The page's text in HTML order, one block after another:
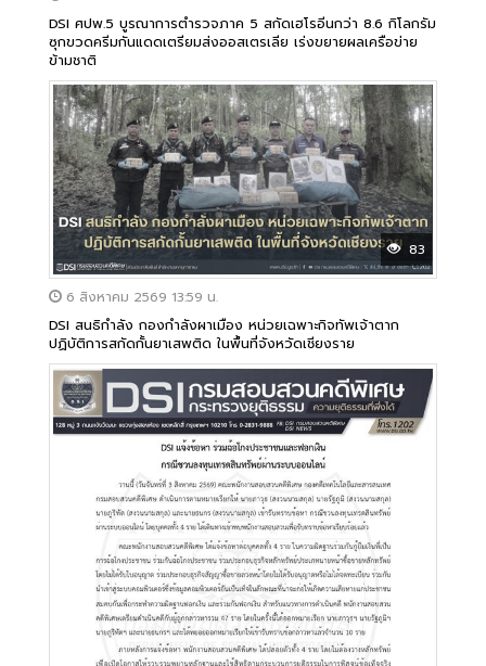
DSI ศปพ.5 บูรณาการตำรวจภาค 5 สกัดเฮโรอีนกว่า 8.6 กิโลกรัม
ซุกขวดครีมกันแดดเตรียมส่งออสเตรเลีย เร่งขยายผลเครือข่าย
ข้ามชาติ
83
6 สิงหาคม 2569 13:59 น.
DSI สนธิกำลัง กองกำลังผาเมือง หน่วยเฉพาะกิจทัพเจ้าตาก
ปฏิบัติการสกัดกั้นยาเสพติด ในพื้นที่จังหวัดเชียงราย